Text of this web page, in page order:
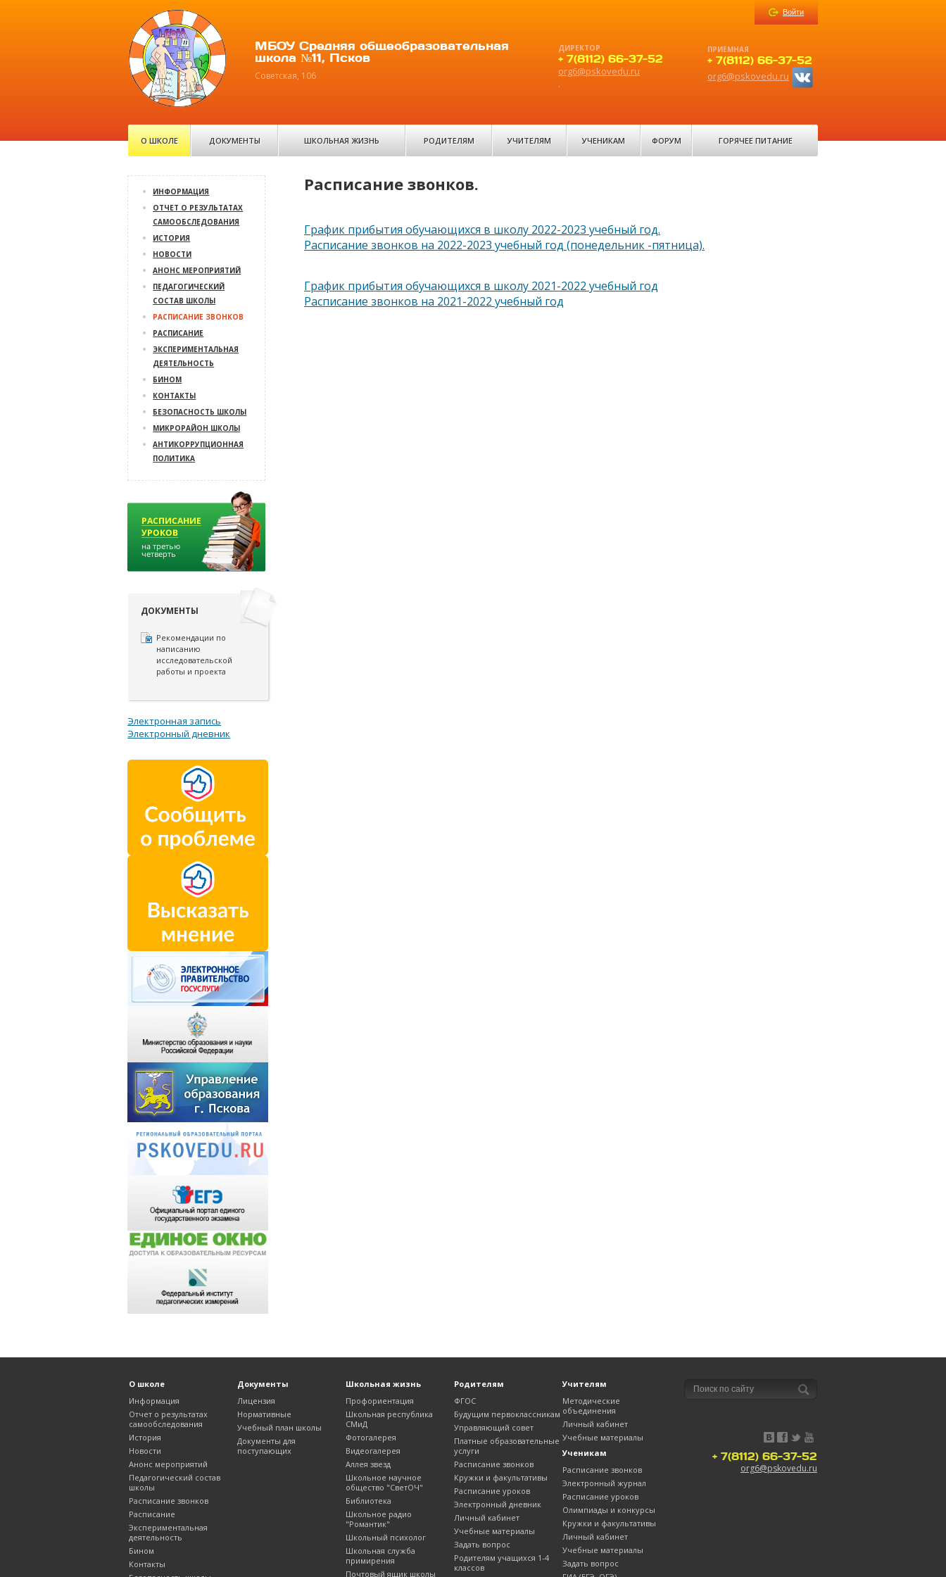
МБОУ Средняя общеобразовательная
школа №11, Псков
Советская, 106
ДИРЕКТОР
+ 7(8112) 66-37-52
org6@pskovedu.ru
.
ПРИЕМНАЯ
+ 7(8112) 66-37-52
org6@pskovedu.ru
Войти
О ШКОЛЕ ДОКУМЕНТЫ ШКОЛЬНАЯ ЖИЗНЬ РОДИТЕЛЯМ УЧИТЕЛЯМ УЧЕНИКАМ ФОРУМ ГОРЯЧЕЕ ПИТАНИЕ
Расписание звонков.
График прибытия обучающихся в школу 2022-2023 учебный год.
Расписание звонков на 2022-2023 учебный год (понедельник -пятница).
График прибытия обучающихся в школу 2021-2022 учебный год
Расписание звонков на 2021-2022 учебный год
ИНФОРМАЦИЯ
ОТЧЕТ О РЕЗУЛЬТАТАХ
САМООБСЛЕДОВАНИЯ
ИСТОРИЯ
НОВОСТИ
АНОНС МЕРОПРИЯТИЙ
ПЕДАГОГИЧЕСКИЙ
СОСТАВ ШКОЛЫ
РАСПИСАНИЕ ЗВОНКОВ
РАСПИСАНИЕ
ЭКСПЕРИМЕНТАЛЬНАЯ
ДЕЯТЕЛЬНОСТЬ
БИНОМ
КОНТАКТЫ
БЕЗОПАСНОСТЬ ШКОЛЫ
МИКРОРАЙОН ШКОЛЫ
АНТИКОРРУПЦИОННАЯ
ПОЛИТИКА
ДОКУМЕНТЫ
Рекомендации по
написанию
исследовательской
работы и проекта
Электронная запись
Электронный дневник
О школе
Информация
Отчет о результатах
самообследования
История
Новости
Анонс мероприятий
Педагогический состав
школы
Расписание звонков
Расписание
Экспериментальная
деятельность
Бином
Контакты
Документы
Лицензия
Нормативные
Учебный план школы
Документы для
поступающих
Школьная жизнь
Профориентация
Школьная республика
СМиД
Фотогалерея
Видеогалерея
Аллея звезд
Школьное научное
общество "СветОЧ"
Библиотека
Школьное радио
"Романтик"
Школьный психолог
Школьная служба
примирения
Почтовый ящик школы
Родителям
ФГОС
Будущим первоклассникам
Управляющий совет
Платные образовательные
услуги
Расписание звонков
Кружки и факультативы
Расписание уроков
Электронный дневник
Личный кабинет
Учебные материалы
Задать вопрос
Родителям учащихся 1-4
классов
Учителям
Методические
объединения
Личный кабинет
Учебные материалы
Ученикам
Расписание звонков
Электронный журнал
Расписание уроков
Олимпиады и конкурсы
Кружки и факультативы
Личный кабинет
Учебные материалы
Задать вопрос
+ 7(8112) 66-37-52
org6@pskovedu.ru